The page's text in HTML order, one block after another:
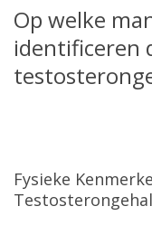
Op welke
identificeren
Fysieke